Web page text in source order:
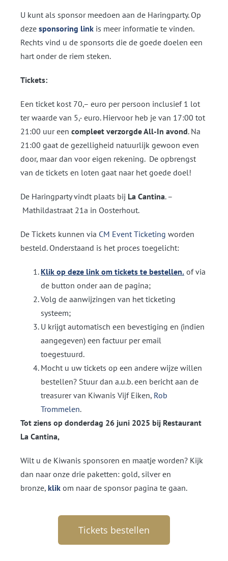
U kunt als sponsor meedoen aan de Haringparty. Op
deze sponsoring link is meer informatie te vinden.
Rechts vind u de sponsorts die de goede doelen een
hart onder de riem steken.
Tickets:
Een ticket kost 70,– euro per persoon inclusief 1 lot
ter waarde van 5,- euro. Hiervoor heb je van 17:00 tot
21:00 uur een compleet verzorgde All-In avond. Na
21:00 gaat de gezelligheid natuurlijk gewoon even
door, maar dan voor eigen rekening. De opbrengst
van de tickets en loten gaat naar het goede doel!
De Haringparty vindt plaats bij La Cantina. –
Mathildastraat 21a in Oosterhout.
De Tickets kunnen via CM Event Ticketing worden
besteld. Onderstaand is het proces toegelicht:
Klik op deze link om tickets te bestellen. of via
de button onder aan de pagina;
Volg de aanwijzingen van het ticketing
systeem;
U krijgt automatisch een bevestiging en (indien
aangegeven) een factuur per email
toegestuurd.
Mocht u uw tickets op een andere wijze willen
bestellen? Stuur dan a.u.b. een bericht aan de
treasurer van Kiwanis Vijf Eiken, Rob
Trommelen.
Tot ziens op donderdag 26 juni 2025 bij Restaurant
La Cantina,
Wilt u de Kiwanis sponsoren en maatje worden? Kijk
dan naar onze drie paketten: gold, silver en
bronze, klik om naar de sponsor pagina te gaan.
Tickets bestellen